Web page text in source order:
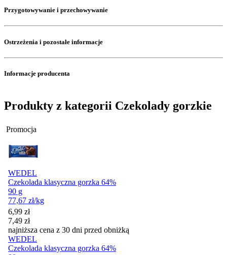
Przygotowywanie i przechowywanie
Ostrzeżenia i pozostałe informacje
Informacje producenta
Produkty z kategorii Czekolady gorzkie
Promocja
WEDEL
Czekolada klasyczna gorzka 64%
90 g
77,67 zł/kg
Cena promocyjna
6,99 zł
7,49 zł
najniższa cena z 30 dni przed obniżką
WEDEL
Czekolada klasyczna gorzka 64%